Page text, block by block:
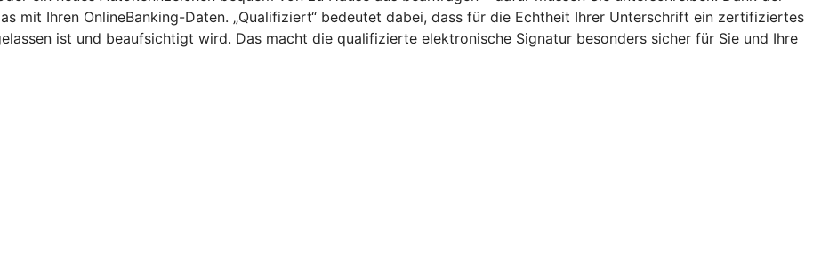
mit Ihren OnlineBanking-Daten. „Qualifiziert“ bedeutet dabei, dass für die Echtheit Ihrer Unterschrift ein zertifiziertes
ist und beaufsichtigt wird. Das macht die qualifizierte elektronische Signatur besonders sicher für Sie und Ihre